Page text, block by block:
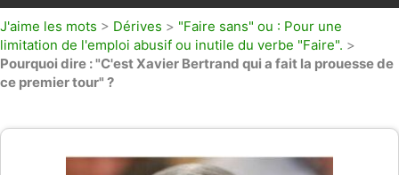
J'aime les mots > Dérives > "Faire sans" ou : Pour une
limitation de l'emploi abusif ou inutile du verbe "Faire". >
Pourquoi dire : "C'est Xavier Bertrand qui a fait la prouesse de
ce premier tour" ?